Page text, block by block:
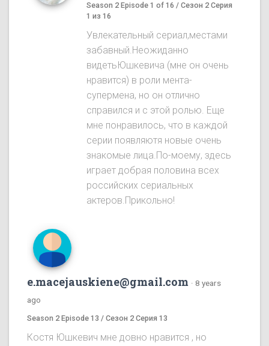
Season 2 Episode 1 of 16 / Сезон 2 Серия
1 из 16
Увлекательный сериал,местами
забавный.Неожиданно
видетьЮшкевича (мне он очень
нравится) в роли мента-
супермена, но он отлично
справился и с этой ролью. Еще
мне понравилось, что в каждой
серии появляютя новые очень
знакомые лица.По-моему, здесь
играет добрая половина всех
российских сериальных
актеров.Прикольно!
e.macejauskiene@gmail.com · 8 years
ago
Season 2 Episode 13 / Сезон 2 Серия 13
Костя Юшкевич мне довно нравится , но